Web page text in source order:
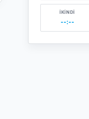
İKINDI
--:--